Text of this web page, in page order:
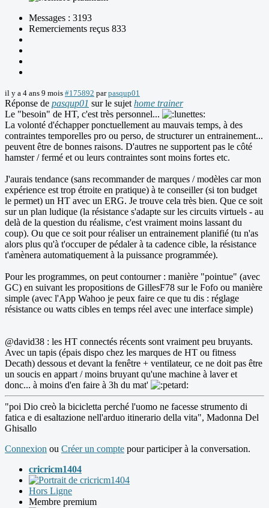
Messages : 3193
Remerciements reçus 833
il y a 4 ans 9 mois #175892 parpasqup01
Réponse de pasqup01 sur le sujet home trainer
Le "besoin" de HT, c'est très personnel...
La volonté d'échapper ponctuellement au mauvais temps, à des
contraintes temporelles pro ou perso, de structurer un entrainement...
peuvent être de bonnes raisons. D'autres ne supportent pas le côté
hamster / fermé et ou leurs contraintes sont moins fortes etc.
J'aurais tendance (sans recommander de marques / modèles car mon
expérience est trop étroite en pratique) à te conseiller (si ton budget
le permet) un HT avec un ERG. Je trouve cela très bien. Que ce soit
sur un plan ludique (la résistance s'adapte sur les circuits virtuels - au
delà de la question du réalisme, c'est vraiment moins lassant du
coup). Ou que ce soit pour réaliser un entrainement planifié (tu n'as
alors plus qu'à t'occuper de pédaler à ta cadence cible, la résistance
t'amènera automatiquement à la puissance programmée).
Pour les programmes, on peut contourner : manière "pointue" (avec
GC) en suivant les propositions de GillesF78 sur le Fofo ou manière
simple (avec l'App Wahoo je peux faire ce que tu dis : réglage
résistance ou watts cibles en temps réel avec une interface simple)
@david38 : les HT connectés récents sont vraiment peu bruyants.
Avec un tapis (épais dispo chez les marques de HT ou fitness
Decath) dessous et devant la fenêtre + ventilateur, ce ne doit pas être
un soucis en appart / moins bruyant qu'une machine à laver et
donc... à moins d'en faire à 3h du mat'
"poi Dio creò la bicicletta perché l'uomo ne facesse strumento di
fatica e di esaltazione nell'arduo itinerario della vita", Madonna Del
Ghisallo
Connexion ou Créer un compte pour participer à la conversation.
cricricm1404
Hors Ligne
Membre premium